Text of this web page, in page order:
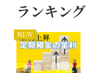
ランキング
NEW